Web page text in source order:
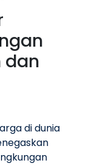
dan
di dunia